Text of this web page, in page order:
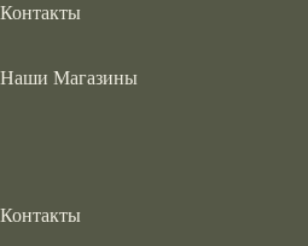
Контакты
Наши Магазины
Контакты